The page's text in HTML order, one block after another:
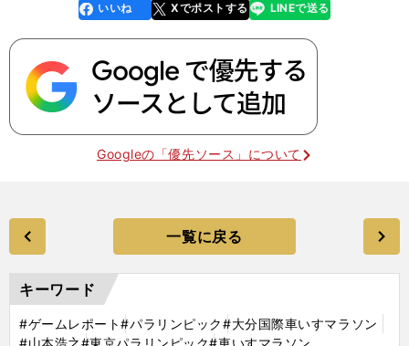
faceboo
k
いいね Xでポストする
line LINEで送る
Googleの「優先ソース」について
一覧に戻る
キーワード
#ゲームレポート#パラリンピック#大分国際車いすマラソン
#山本浩之#東京パラリンピック#車いすマラソン